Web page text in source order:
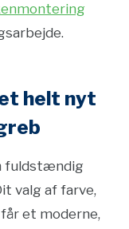
helt nyt
fuldstændig
valg af farve,
et moderne,